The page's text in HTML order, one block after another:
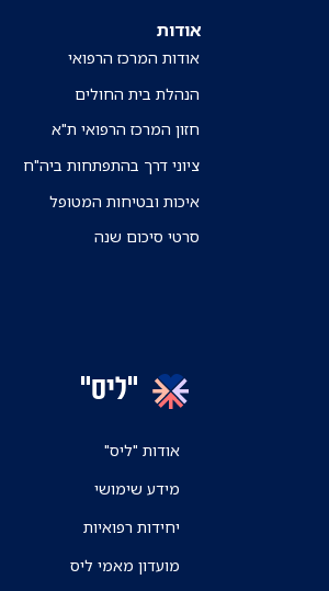
אודות
אודות המרכז הרפואי
הנהלת בית החולים
חזון המרכז הרפואי ת"א
ציוני דרך בהתפתחות ביה"ח
איכות ובטיחות המטופל
סרטי סיכום שנה
"ליס"
אודות "ליס"
מידע שימושי
יחידות רפואיות
מועדון מאמי ליס